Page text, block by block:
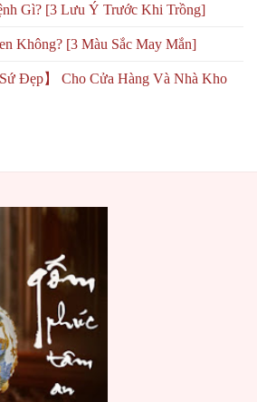
Gì? [3 Lưu Ý Trước Khi Trồng]
Không? [3 Màu Sắc May Mắn]
Đẹp】 Cho Cửa Hàng Và Nhà Kho